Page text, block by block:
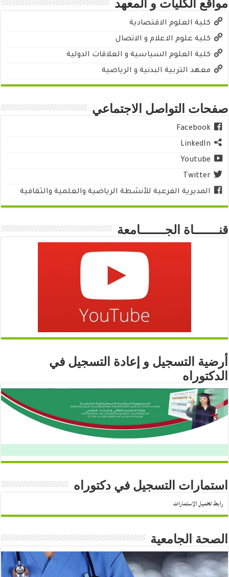
مواقع الكليات و المعهد
كلية العلوم الاقتصادية
كلية علوم الاعلام و الاتصال
كلية العلوم السياسية و العلاقات الدولية
معهد التربية البدنية و الرياضية
صفحات التواصل الاجتماعي
Facebook
LinkedIn
Youtube
Twitter
المديرية الفرعية للأنشطة الرياضية والعلمية والثقافية
قنـــــــاة الجـــــــامعة
أرضية التسجيل و إعادة التسجيل في
الدكتوراه
استمارات التسجيل في دكتوراه
رابط تحميل الاستمارات
الصحة الجامعية